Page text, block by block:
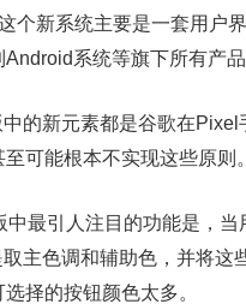
个新系统主要是一套用户
系统等旗下所有产
的新元素都是谷歌在
可能根本不实现这些原则。
最引人注目的功能是，
主色调和辅助色，并将
择的按钮颜色太多。